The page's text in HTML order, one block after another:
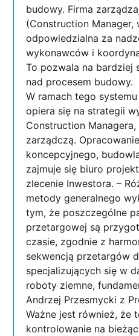
budowy. Firma
(Construction Manager,
odpowiedzialna za
wykonawców i
To pozwala na bardziej
nad procesem budowy.
W ramach tego
opiera się na strategii
Construction
zarządczą.
koncepcyjnego,
zajmuje się biuro
zlecenie Inwestora. –
metody generalnego
tym, że poszczególne
przetargowej są
czasie, zgodnie z
sekwencją przetargów
specjalizujących się w
roboty ziemne,
Andrzej Przesmycki z
Ważne jest również, że
kontrolowanie na